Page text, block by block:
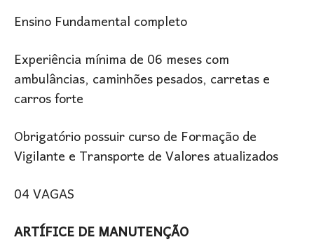
Ensino Fundamental completo
Experiência mínima de 06 meses com
ambulâncias, caminhões pesados, carretas e
carros forte
Obrigatório possuir curso de Formação de
Vigilante e Transporte de Valores atualizados
04 VAGAS
ARTÍFICE DE MANUTENÇÃO